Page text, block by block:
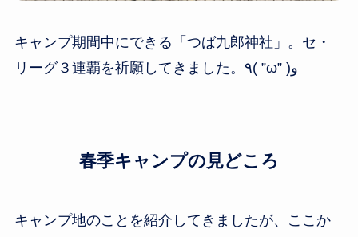
キャンプ期間中にできる「つば九郎神社」。セ・
リーグ３連覇を祈願してきました。٩( ”ω” )و
春季キャンプの見どころ
キャンプ地のことを紹介してきましたが、ここか